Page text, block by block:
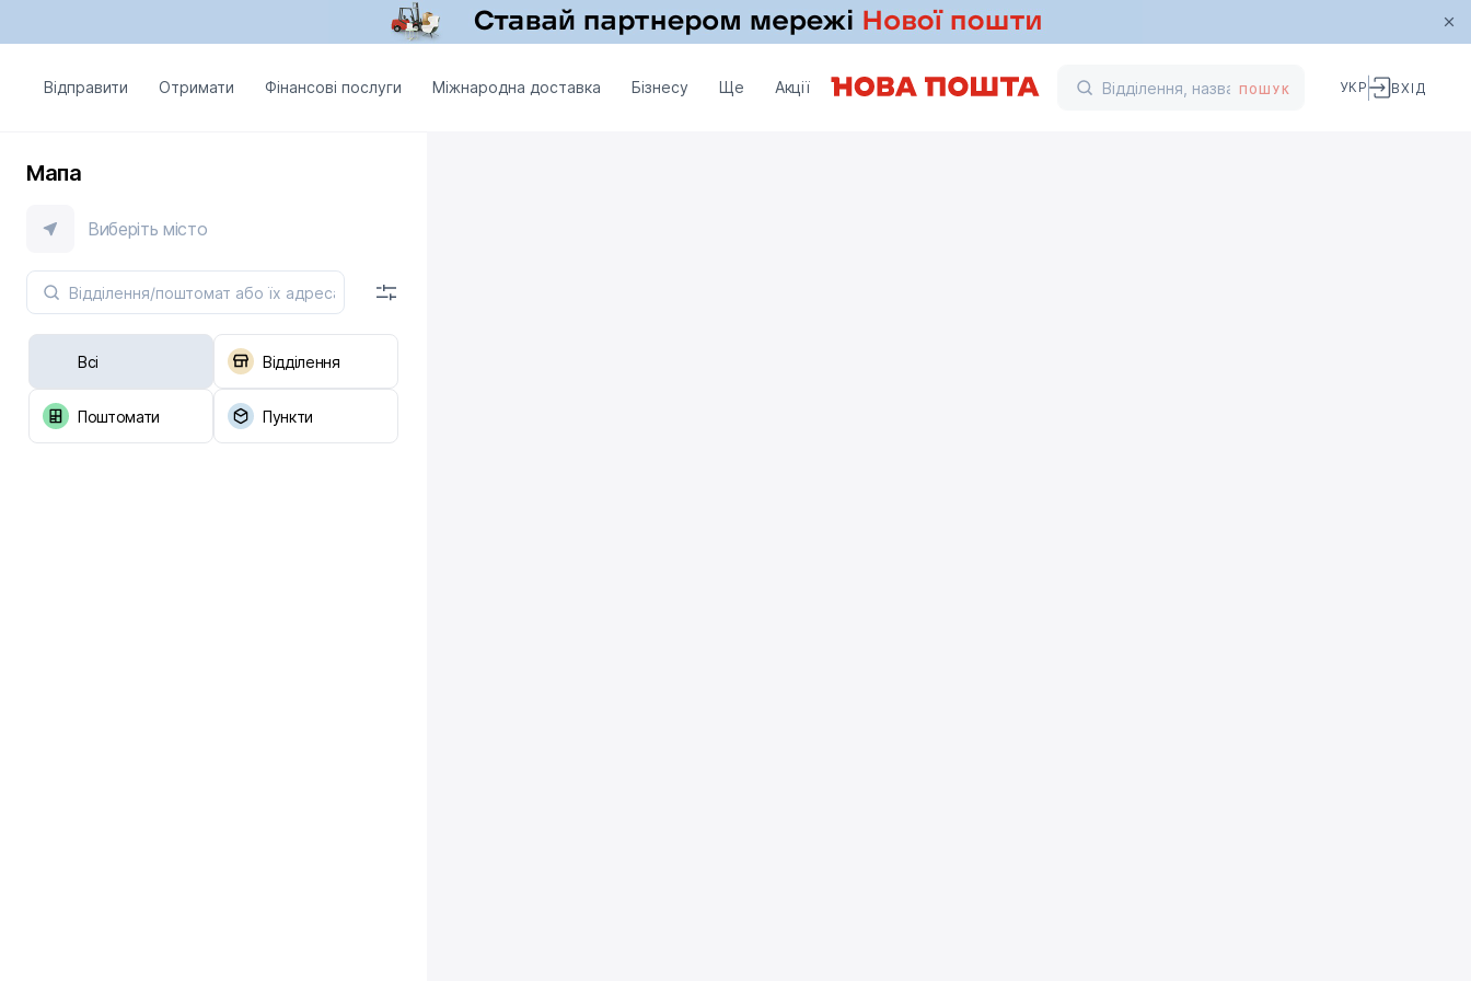
Відправити Отримати Фінансові послуги Міжнародна доставка Бізнесу Ще Акції ПОШУК УКР ВХІД
Мапа
Виберіть місто
Всі Відділення
Поштомати Пункти